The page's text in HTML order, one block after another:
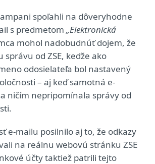
spoľahli na dôveryhodne
s predmetom „Elektronická
mohol nadobudnúť dojem, že
správu od ZSE, keďže ako
odosielateľa bol nastavený
– aj keď samotná e-
ničím nepripomínala správy od
e-mailu posilnilo aj to, že odkazy
na reálnu webovú stránku ZSE
účty taktiež patrili tejto